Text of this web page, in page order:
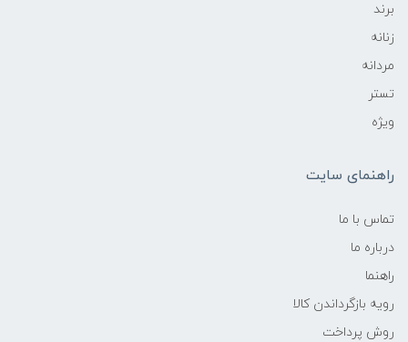
برند
زنانه
مردانه
تستر
ویژه
راهنمای سایت
تماس با ما
درباره ما
راهنما
رویه‌ بازگرداندن کالا
روش پرداخت